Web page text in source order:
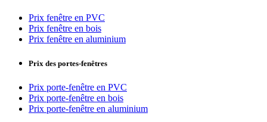
Prix fenêtre en PVC
Prix fenêtre en bois
Prix fenêtre en aluminium
Prix des portes-fenêtres
Prix porte-fenêtre en PVC
Prix porte-fenêtre en bois
Prix porte-fenêtre en aluminium